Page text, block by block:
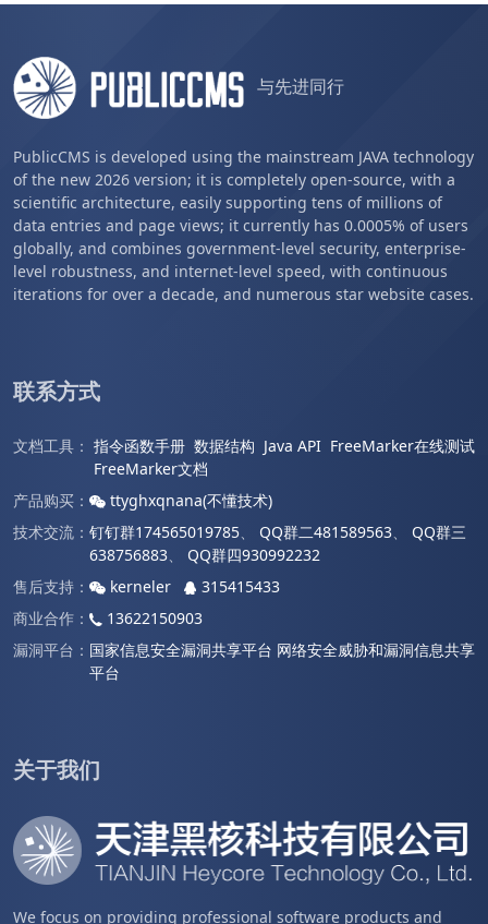
与先进同行
PublicCMS is developed using the mainstream JAVA technology
of the new 2026 version; it is completely open-source, with a
scientific architecture, easily supporting tens of millions of
data entries and page views; it currently has 0.0005% of users
globally, and combines government-level security, enterprise-
level robustness, and internet-level speed, with continuous
iterations for over a decade, and numerous star website cases.
联系方式
文档工具： 指令函数手册 数据结构 Java API FreeMarker在线测试
FreeMarker文档
产品购买：
ttyghxqnana(不懂技术)
技术交流： 钉钉群174565019785、 QQ群二481589563、 QQ群三
638756883、 QQ群四930992232
售后支持：
kerneler
315415433
商业合作：
13622150903
漏洞平台： 国家信息安全漏洞共享平台 网络安全威胁和漏洞信息共享
平台
关于我们
We focus on providing professional software products and